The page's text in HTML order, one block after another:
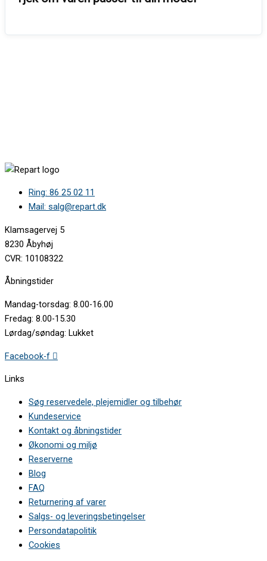
Ring: 86 25 02 11
Mail: salg@repart.dk
Klamsagervej 5
8230 Åbyhøj
CVR: 10108322
Åbningstider
Mandag-torsdag: 8.00-16.00
Fredag: 8.00-15.30
Lørdag/søndag: Lukket
Facebook-f
Links
Søg reservedele, plejemidler og tilbehør
Kundeservice
Kontakt og åbningstider
Økonomi og miljø
Reserverne
Blog
FAQ
Returnering af varer
Salgs- og leveringsbetingelser
Persondatapolitik
Cookies